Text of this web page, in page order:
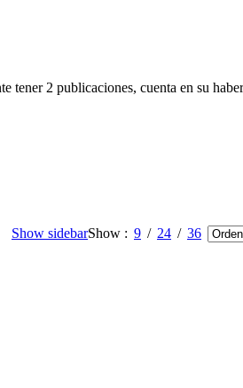
tener 2 publicaciones, cuenta en su
Show sidebarShow 9 24 36